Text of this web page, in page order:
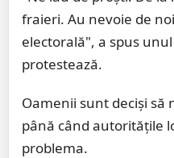
fraieri. Au nevoie de
electorală", a spus
protestează.
Oamenii sunt deciși
până când autoritățile
problema.